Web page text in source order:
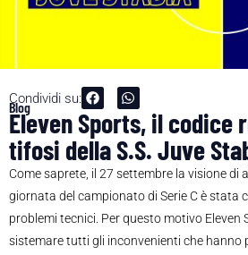
Condividi su:
Blog
Eleven Sports, il codice
tifosi della S.S. Juve
Come saprete, il 27 settembre la visione di
giornata del campionato di Serie C è stata
problemi tecnici. Per questo motivo Eleven
sistemare tutti gli inconvenienti che hanno